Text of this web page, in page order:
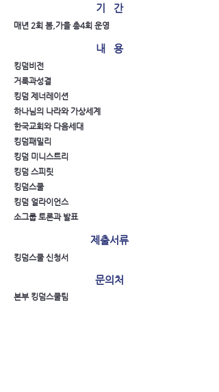
기 간
매년 2회 봄,가을 총4회 운영
내 용
킹덤비전
거룩과성결
킹덤 제너레이션
하나님의 나라와 가상세계
한국교회와 다음세대
킹덤패밀리
킹덤 미니스트리
킹덤 스피릿
킹덤스쿨
킹덤 얼라이언스
소그룹 토론과 발표
제출서류
킹덤스쿨 신청서
문의처
본부 킹덤스쿨팀